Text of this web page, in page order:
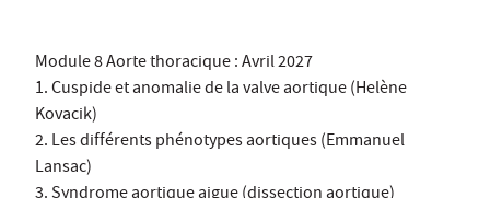
Module 8 Aorte thoracique : Avril 2027
1. Cuspide et anomalie de la valve aortique (Helène
Kovacik)
2. Les différents phénotypes aortiques (Emmanuel
Lansac)